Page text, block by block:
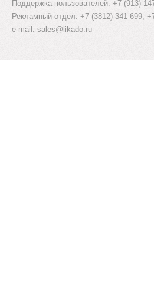
Поддержка пользователей: +7 (913)
Рекламный отдел: +7 (3812) 341 699,
e-mail: sales@likado.ru